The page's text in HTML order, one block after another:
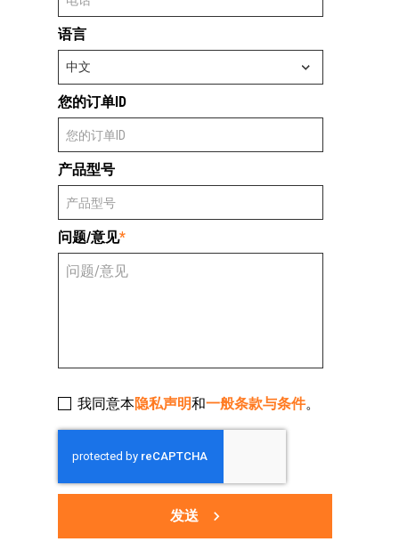
语言
您的订单ID
产品型号
问题/意见*
我同意本隐私声明和一般条款与条件。
发送